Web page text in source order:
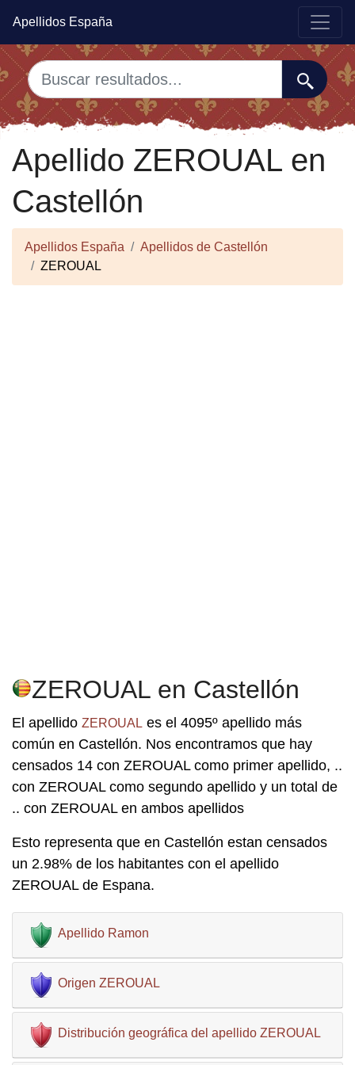
Apellidos España
Apellido ZEROUAL en
Castellón
Apellidos España
Apellidos de Castellón
ZEROUAL
ZEROUAL en Castellón
El apellido ZEROUAL es el 4095º apellido más
común en Castellón. Nos encontramos que hay
censados 14 con ZEROUAL como primer apellido, ..
con ZEROUAL como segundo apellido y un total de
.. con ZEROUAL en ambos apellidos
Esto representa que en Castellón estan censados
un 2.98% de los habitantes con el apellido
ZEROUAL de Espana.
Apellido Ramon
Origen ZEROUAL
Distribución geográfica del apellido ZEROUAL